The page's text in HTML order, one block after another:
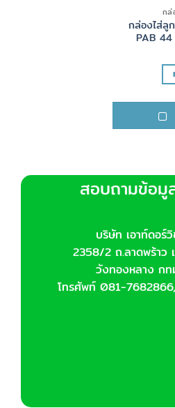
กล่
กล่องไส่
PAB
สอบถามข้อมู
บริษัท เอาท์ดอร์
2358/2 ถ.ลาดพร้าว
วังทองหลาง ก
โทรศัพท์ 081-